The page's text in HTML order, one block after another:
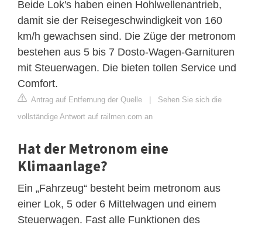
Beide Lok's haben einen Hohlwellenantrieb,
damit sie der Reisegeschwindigkeit von 160
km/h gewachsen sind. Die Züge der metronom
bestehen aus 5 bis 7 Dosto-Wagen-Garnituren
mit Steuerwagen. Die bieten tollen Service und
Comfort.
Antrag auf Entfernung der Quelle | Sehen Sie sich die
vollständige Antwort auf railmen.com an
Hat der Metronom eine
Klimaanlage?
Ein „Fahrzeug“ besteht beim metronom aus
einer Lok, 5 oder 6 Mittelwagen und einem
Steuerwagen. Fast alle Funktionen des